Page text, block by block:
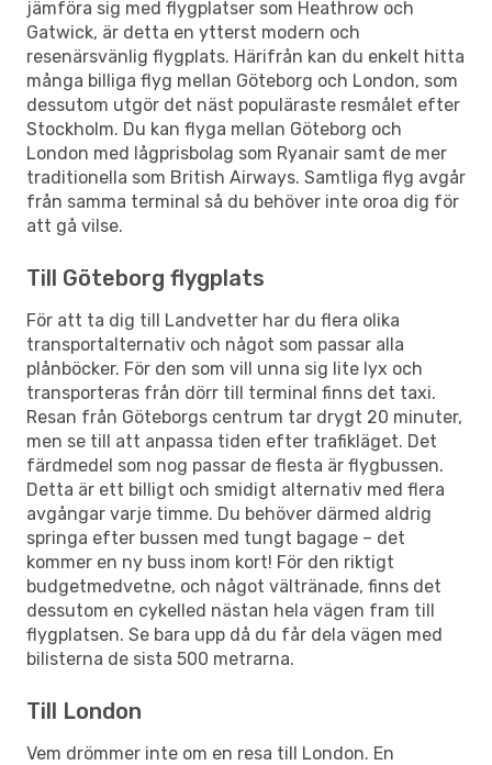
jämföra sig med flygplatser som Heathrow och
Gatwick, är detta en ytterst modern och
resenärsvänlig flygplats. Härifrån kan du enkelt hitta
många billiga flyg mellan Göteborg och London, som
dessutom utgör det näst populäraste resmålet efter
Stockholm. Du kan flyga mellan Göteborg och
London med lågprisbolag som Ryanair samt de mer
traditionella som British Airways. Samtliga flyg avgår
från samma terminal så du behöver inte oroa dig för
att gå vilse.
Till Göteborg flygplats
För att ta dig till Landvetter har du flera olika
transportalternativ och något som passar alla
plånböcker. För den som vill unna sig lite lyx och
transporteras från dörr till terminal finns det taxi.
Resan från Göteborgs centrum tar drygt 20 minuter,
men se till att anpassa tiden efter trafikläget. Det
färdmedel som nog passar de flesta är flygbussen.
Detta är ett billigt och smidigt alternativ med flera
avgångar varje timme. Du behöver därmed aldrig
springa efter bussen med tungt bagage – det
kommer en ny buss inom kort! För den riktigt
budgetmedvetne, och något vältränade, finns det
dessutom en cykelled nästan hela vägen fram till
flygplatsen. Se bara upp då du får dela vägen med
bilisterna de sista 500 metrarna.
Till London
Vem drömmer inte om en resa till London. En